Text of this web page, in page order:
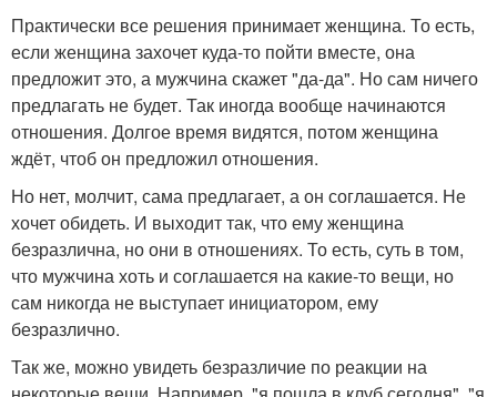
Практически все решения принимает женщина. То есть,
если женщина захочет куда-то пойти вместе, она
предложит это, а мужчина скажет "да-да". Но сам ничего
предлагать не будет. Так иногда вообще начинаются
отношения. Долгое время видятся, потом женщина
ждёт, чтоб он предложил отношения.
Но нет, молчит, сама предлагает, а он соглашается. Не
хочет обидеть. И выходит так, что ему женщина
безразлична, но они в отношениях. То есть, суть в том,
что мужчина хоть и соглашается на какие-то вещи, но
сам никогда не выступает инициатором, ему
безразлично.
Так же, можно увидеть безразличие по реакции на